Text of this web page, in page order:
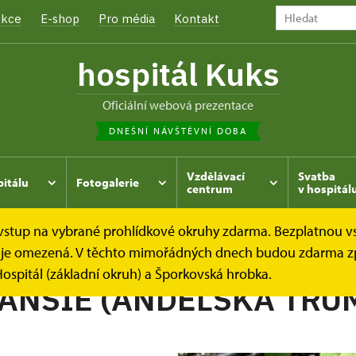
E-shop Pro média Kontakt
hospitál Kuks
oficiální webová prezentace
DNEŠNÍ NÁVŠTĚVNÍ DOBA
Fotogalerie
Vzdělávací
centrum
Svatba
v
na vybrané prohlídkové okruhy zdarma. Bezplatnou
omezená. V těchto mimořádných dnech budou zdarma
(základní okruh) a Šporkovská hrobka.
Kukský herbář - aneb co u nás roste...
(ANDĚLSKÁ